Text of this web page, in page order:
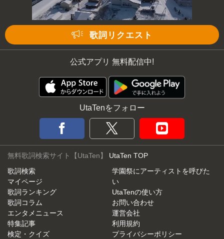
歌詞リクエスト
公式アプリ 無料配信中!
UtaTenをフォロー
無料歌詞検索サイト【UtaTen】 UtaTen TOP
歌詞検索
マイページ
歌詞ランキング
歌詞コラム
エンタメニュース
特集記事
検定・クイズ
学園祭にアーティストを呼びた
い
UtaTenの使い方
お問い合わせ
運営会社
利用規約
プライバシーポリシー